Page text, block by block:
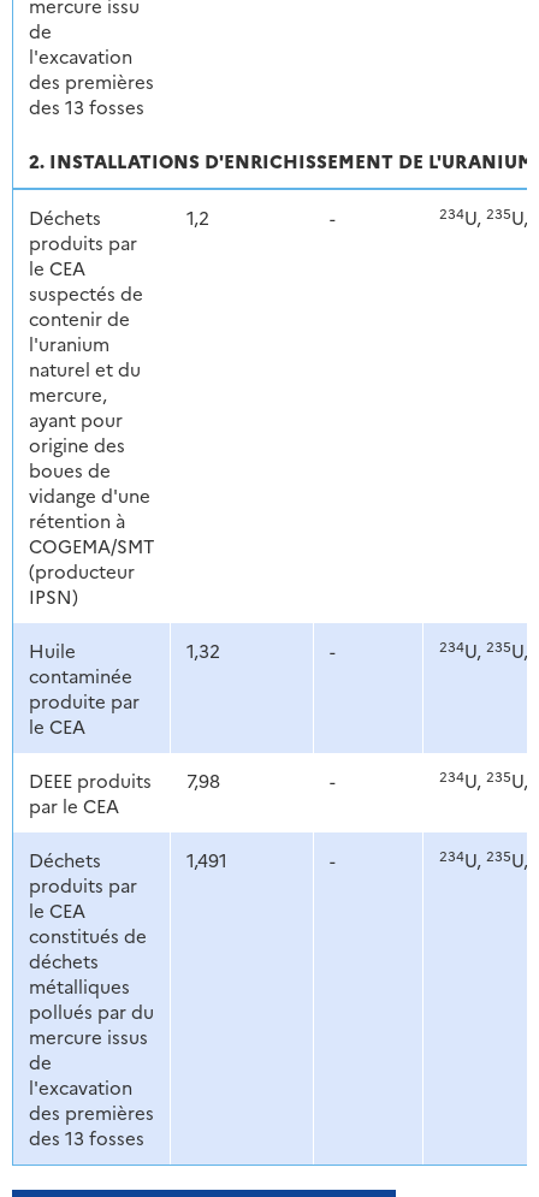
mercure issu
de
l'excavation
des premières
des 13 fosses
2. INSTALLATIONS D'ENRICHISSEMENT DE L'URANIUM
Déchets
produits par
le CEA
suspectés de
contenir de
l'uranium
naturel et du
mercure,
ayant pour
origine des
boues de
vidange d'une
rétention à
COGEMA/SMT
(producteur
IPSN)
1,2 - 234U, 235U,
Huile
contaminée
produite par
le CEA
1,32 - 234U, 235U,
DEEE produits
par le CEA
7,98 - 234U, 235U,
Déchets
produits par
le CEA
constitués de
déchets
métalliques
pollués par du
mercure issus
de
l'excavation
des premières
des 13 fosses
1,491 - 234U, 235U,